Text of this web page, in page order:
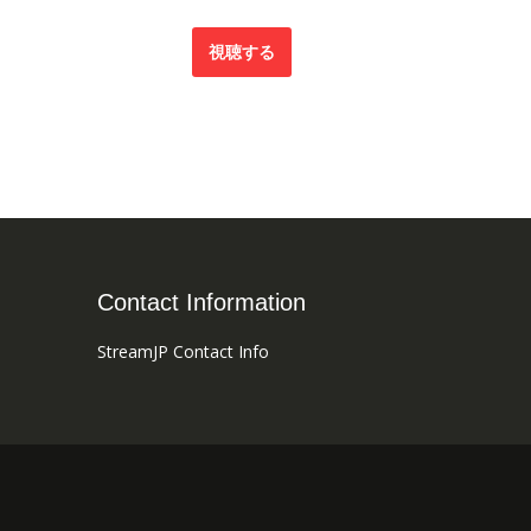
視聴する
Contact Information
StreamJP Contact Info